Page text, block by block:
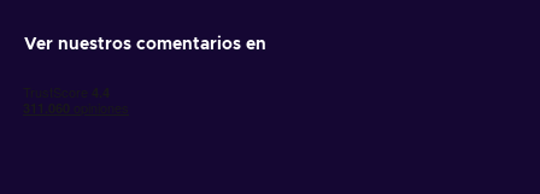
Ver nuestros comentarios en